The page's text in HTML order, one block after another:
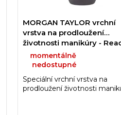
MORGAN TAYLOR vrchní
vrstva na prodloužení
životnosti manikúry -
Top Coat 15ml
momentálně
nedostupné
Speciální vrchní vrstva na
prodloužení životnosti